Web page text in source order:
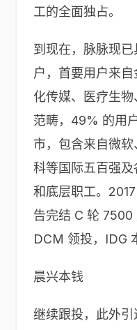
工的全面独占。
到现在，脉脉现
户，首要用户来
化传媒、医疗生
范畴，49% 的用
市，包含来自微
科等国际五百强
和底层职工。2017
告完结 C 轮 7500
DCM 领投，IDG
晨兴本钱
继续跟投，此外